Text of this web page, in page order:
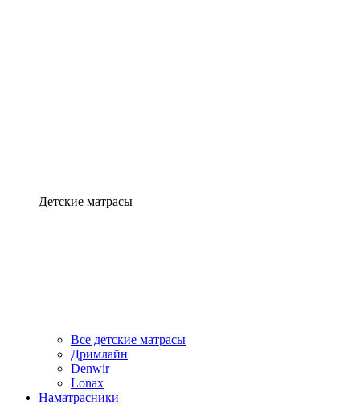
Детские матрасы
Все детские матрасы
Дримлайн
Denwir
Lonax
Наматрасники